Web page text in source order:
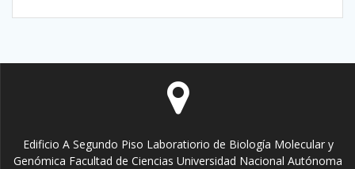
Edificio A Segundo Piso Laboratiorio de Biología Molecular y
Genómica Facultad de Ciencias Universidad Nacional Autónoma